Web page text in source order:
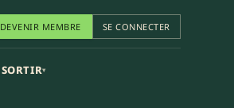
DEVENIR MEMBRE SE CONNECTER
SORTIR▾